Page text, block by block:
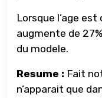
Lorsque l’age
augmente de
du modele.
Resume : Fait
n’apparait que